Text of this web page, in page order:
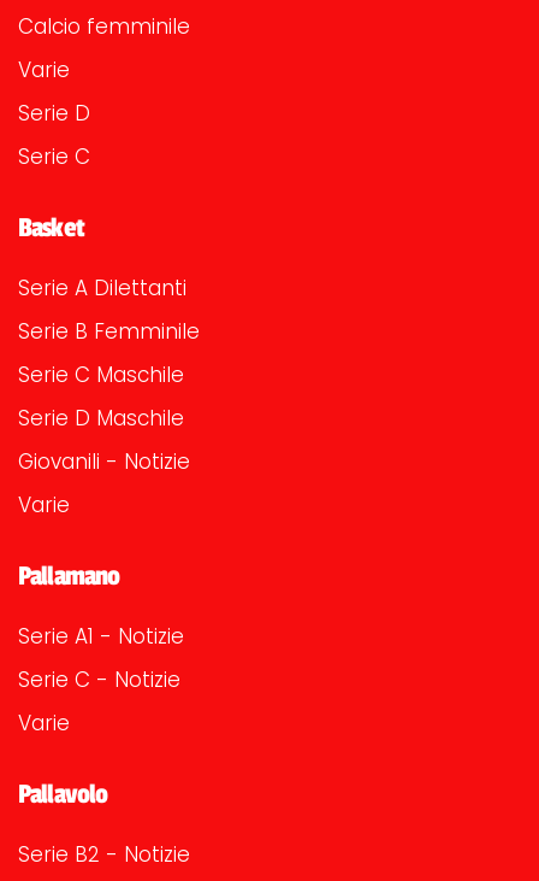
Calcio femminile
Varie
Serie D
Serie C
Basket
Serie A Dilettanti
Serie B Femminile
Serie C Maschile
Serie D Maschile
Giovanili - Notizie
Varie
Pallamano
Serie A1 - Notizie
Serie C - Notizie
Varie
Pallavolo
Serie B2 - Notizie